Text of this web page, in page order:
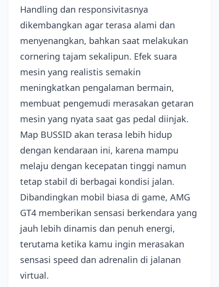
Handling dan responsivitasnya
dikembangkan agar terasa alami dan
menyenangkan, bahkan saat melakukan
cornering tajam sekalipun. Efek suara
mesin yang realistis semakin
meningkatkan pengalaman bermain,
membuat pengemudi merasakan getaran
mesin yang nyata saat gas pedal diinjak.
Map BUSSID akan terasa lebih hidup
dengan kendaraan ini, karena mampu
melaju dengan kecepatan tinggi namun
tetap stabil di berbagai kondisi jalan.
Dibandingkan mobil biasa di game, AMG
GT4 memberikan sensasi berkendara yang
jauh lebih dinamis dan penuh energi,
terutama ketika kamu ingin merasakan
sensasi speed dan adrenalin di jalanan
virtual.